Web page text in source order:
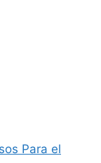
Para el